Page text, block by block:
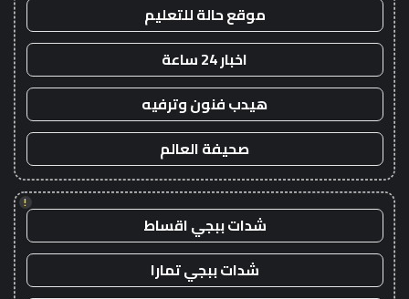
موقع حالة للتعليم
اخبار 24 ساعة
هيدب فنون وترفيه
صحيفة العالم
!
شدات ببجي اقساط
شدات ببجي تمارا